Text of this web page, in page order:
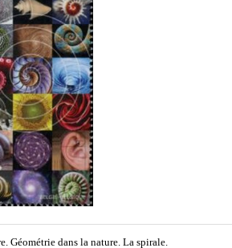
Géométrie dans la nature. La spirale.